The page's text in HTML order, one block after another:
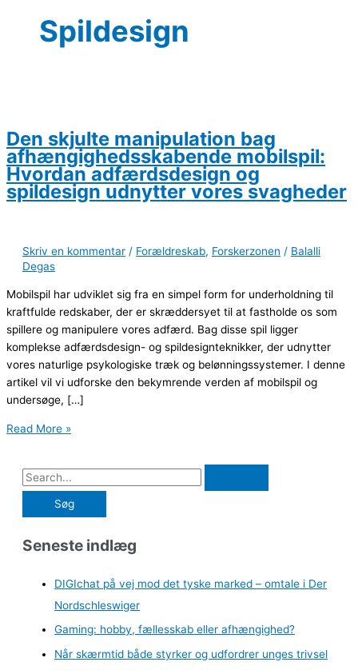
Spildesign
Den skjulte manipulation bag
afhængighedsskabende mobilspil:
Hvordan adfærdsdesign og
spildesign udnytter vores svagheder
Skriv en kommentar / Forældreskab, Forskerzonen / Balalli
Degas
Mobilspil har udviklet sig fra en simpel form for underholdning til
kraftfulde redskaber, der er skræddersyet til at fastholde os som
spillere og manipulere vores adfærd. Bag disse spil ligger
komplekse adfærdsdesign- og spildesignteknikker, der udnytter
vores naturlige psykologiske træk og belønningssystemer. I denne
artikel vil vi udforske den bekymrende verden af mobilspil og
undersøge, […]
Read More »
Seneste indlæg
DIGIchat på vej mod det tyske marked – omtale i Der
Nordschleswiger
Gaming: hobby, fællesskab eller afhængighed?
Når skærmtid både styrker og udfordrer unges trivsel